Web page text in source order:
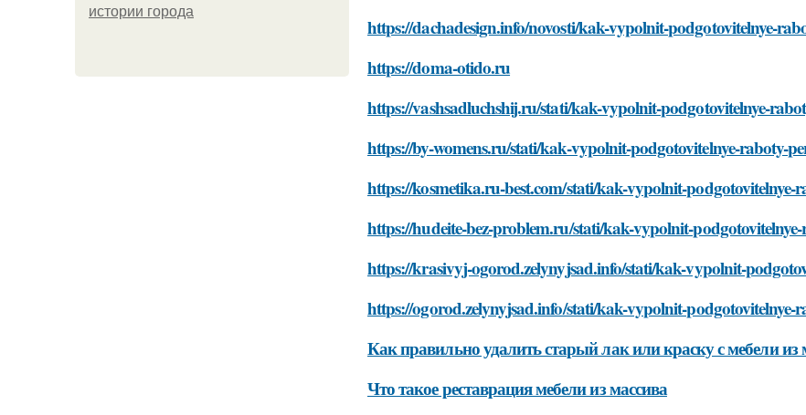
истории города
https://dachadesign.info/novosti/kak-vypolnit-podgotovitelnye-
https://doma-otido.ru
https://vashsadluchshij.ru/stati/kak-vypolnit-podgotovitelnye-
https://by-womens.ru/stati/kak-vypolnit-podgotovitelnye-raboty-
https://kosmetika.ru-best.com/stati/kak-vypolnit-podgotovitelnye-
https://hudeite-bez-problem.ru/stati/kak-vypolnit-
https://krasivyj-ogorod.zelynyjsad.info/stati/kak-vypolnit-
https://ogorod.zelynyjsad.info/stati/kak-vypolnit-podgotovitelnye-
Как правильно удалить старый лак или краску с мебели из
Что такое реставрация мебели из массива